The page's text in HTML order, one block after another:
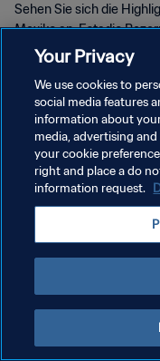
Sehen Sie sich die
Mexiko an. Estadio
Oktober 2019.
DATENSCHUTZ
NUTZUNGSBEDINGUNGEN
COOKIE-EINSTELLUNGEN
Copyright © 1994 - 2026 FIFA. Alle
Your Privacy
We use cookies to
social media features
information about
media, advertising
your cookie
right and place a do
information request.